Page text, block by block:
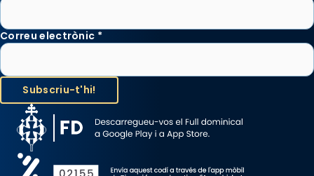
Correu electrònic *